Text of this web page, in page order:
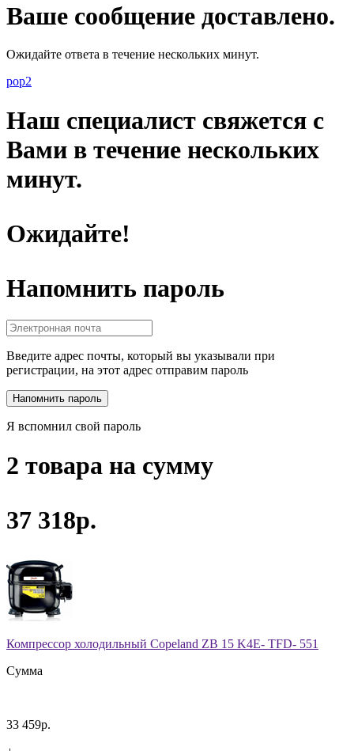
Ваше сообщение доставлено.
Ожидайте ответа в течение нескольких минут.
pop2
Наш специалист свяжется с
Вами в течение нескольких
минут.
Ожидайте!
Напомнить пароль
Введите адрес почты, который вы указывали при
регистрации, на этот адрес отправим пароль
Я вспомнил свой пароль
2 товара на сумму
37 318р.
Компрессор холодильный Copeland ZB 15 K4E- TFD- 551
Сумма
33 459р.